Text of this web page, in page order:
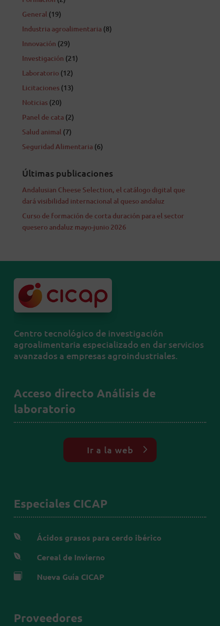
General (19)
Industria agroalimentaria(8)
Innovación (29)
Investigación (21)
Laboratorio(12)
Licitaciones(13)
Noticias(20)
Panel de cata(2)
Salud animal (7)
Seguridad Alimentaria(6)
Últimas publicaciones
Andalusian Cheese Selection, el catálogo digital que
dará visibilidad internacional al queso andaluz
Curso de formación de corta duración para el sector
quesero andaluz mayo-junio 2026
Centro tecnológico de investigación
agroalimentaria especializado en dar servicios
avanzados a empresas agroindustriales.
Acceso directo Análisis de
laboratorio
Ir a la web
Especiales CICAP
 Ácidos grasos para cerdo ibérico
 Cereal de Invierno
 Nueva Guía CICAP
Proveedores